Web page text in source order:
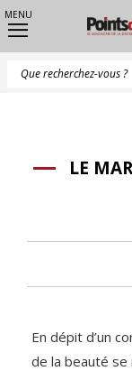
MENU
LE
En dépit d’un
de la beauté se